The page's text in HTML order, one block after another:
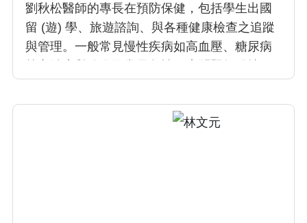
劉秋松醫師的專長在預防保健，包括學生出國
留 (遊) 學、旅遊諮詢、與各種健康檢查之追蹤
與管理。一般常見慢性疾病如高血壓、糖尿病
委託辦理勞工職業傷病之診斷與防治工作